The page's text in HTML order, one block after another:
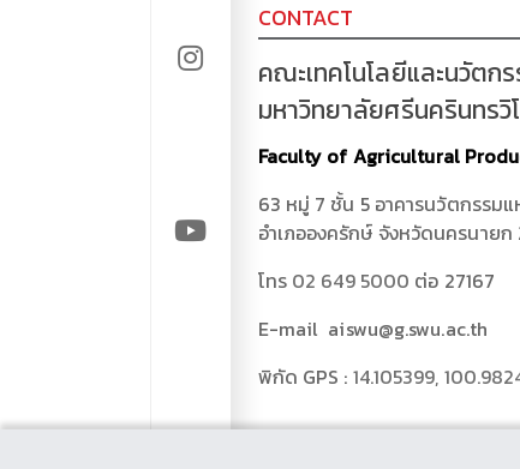
CONTACT
คณะเทคโนโลยีและนวัต
มหาวิทยาลัยศรีนครินทร
Faculty of Agricultural
63 หมู่ 7 ชั้น 5 อาคารนวัตกรรม
อำเภอองครักษ์ จังหวัดนครนายก
โทร 02 649 5000 ต่อ 27167
E-mail aiswu@g.swu.ac.th
พิกัด GPS : 14.105399,